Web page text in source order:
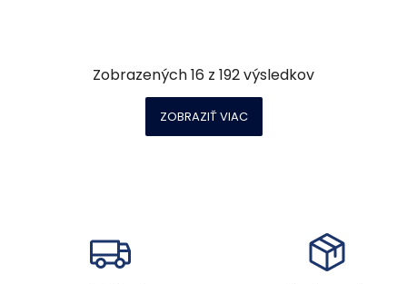
Zobrazených16 z 192výsledkov
ZOBRAZIŤ VIAC